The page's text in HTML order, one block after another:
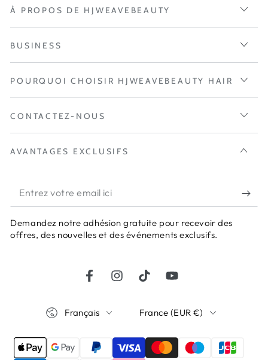
À PROPOS DE HJWEAVEBEAUTY
BUSINESS
POURQUOI CHOISIR HJWEAVEBEAUTY HAIR
CONTACTEZ-NOUS
AVANTAGES EXCLUSIFS
Entrez
votre
email
Demandez notre adhésion gratuite pour recevoir des
offres, des nouvelles et des événements exclusifs.
FacebookInstagramTikTokYouTube
Français France (EUR €)
Modes
de